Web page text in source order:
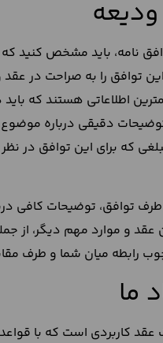
نامه‌، باید مشخص کنید
توافق را به صراحت در
اطلاعاتی هستند که
دقیقی درباره
که برای این توافق در
توافق، توضیحات کافی
عقد و موارد مهم دیگر، از
رابطه میان شما و طرف
ما
عقد کاربردی است که با